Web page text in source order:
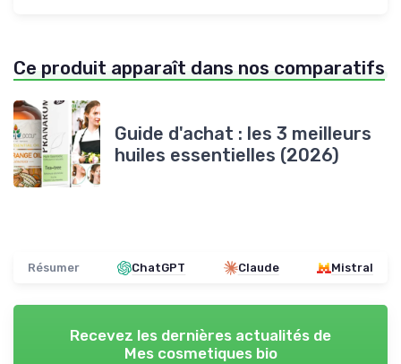
Ce produit apparaît dans nos comparatifs
Guide d'achat : les 3 meilleurs
huiles essentielles (2026)
Résumer ChatGPT Claude Mistral
Recevez les dernières actualités de
Mes cosmetiques bio